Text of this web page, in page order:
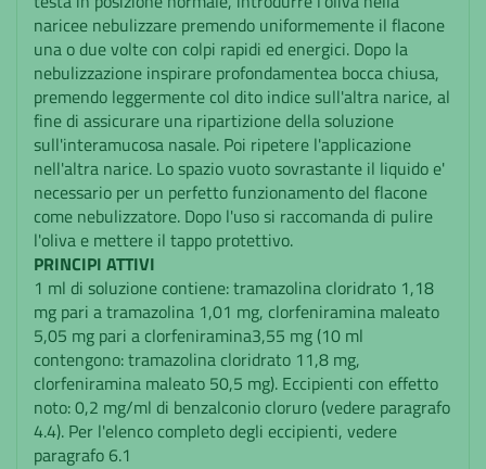
naricee nebulizzare premendo uniformemente il flacone
una o due volte con colpi rapidi ed energici. Dopo la
nebulizzazione inspirare profondamentea bocca chiusa,
premendo leggermente col dito indice sull'altra narice, al
fine di assicurare una ripartizione della soluzione
sull'interamucosa nasale. Poi ripetere l'applicazione
nell'altra narice. Lo spazio vuoto sovrastante il liquido e'
necessario per un perfetto funzionamento del flacone
come nebulizzatore. Dopo l'uso si raccomanda di pulire
l'oliva e mettere il tappo protettivo.
PRINCIPI ATTIVI
1 ml di soluzione contiene: tramazolina cloridrato 1,18
mg pari a tramazolina 1,01 mg, clorfeniramina maleato
5,05 mg pari a clorfeniramina3,55 mg (10 ml
contengono: tramazolina cloridrato 11,8 mg,
clorfeniramina maleato 50,5 mg). Eccipienti con effetto
noto: 0,2 mg/ml di benzalconio cloruro (vedere paragrafo
4.4). Per l'elenco completo degli eccipienti, vedere
paragrafo 6.1